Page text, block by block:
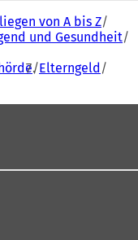
von A bis Z
und Gesundheit
Elterngeld